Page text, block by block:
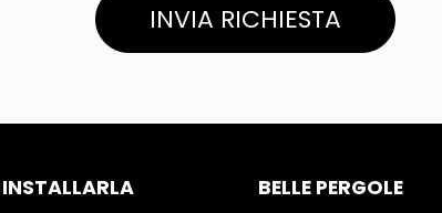
INVIA RICHIESTA
BELLE PERGOLE